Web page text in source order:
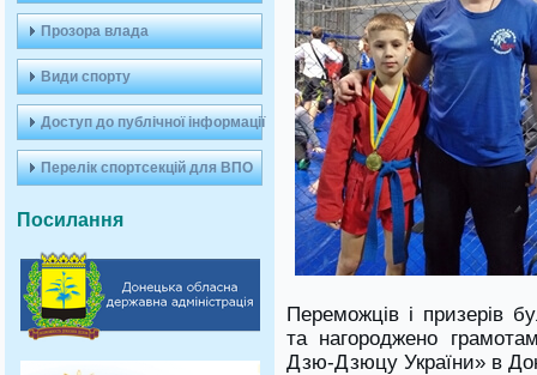
Прозора влада
Види спорту
Доступ до публічної інформації
Перелік спортсекцій для ВПО
Посилання
Переможців і призерів
та нагороджено
Дзю-Дзюцу України» в